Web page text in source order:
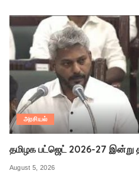
அரசியல்
தமிழக பட்ஜெட் 2026-27 இன்று
August 5, 2026